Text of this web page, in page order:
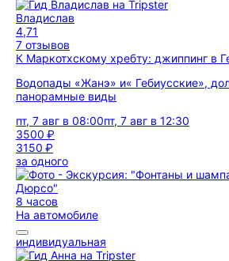
Владислав
4,71
7 отзывов
К Маркотхскому хребту: джиппинг в
Водопады «Жанэ» и« Гебиусские»,
панорамные виды
пт, 7 авг в 08:00пт, 7 авг в 12:30
3500 ₽
3150 ₽
за одного
8 часов
На автомобиле
индивидуальная